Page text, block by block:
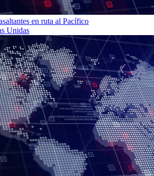
en ruta al Pacífico
Unidas